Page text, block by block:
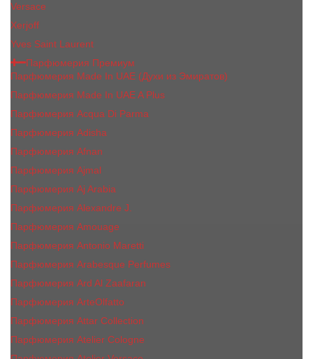
Versace
Xerjoff
Yves Saint Laurent
Парфюмерия Премиум
Парфюмерия Made In UAE (Духи из Эмиратов)
Парфюмерия Made In UAE A Plus
Парфюмерия Acqua Di Parma
Парфюмерия Adisha
Парфюмерия Afnan
Парфюмерия Ajmal
Парфюмерия Aj Arabia
Парфюмерия Alexandre J.
Парфюмерия Amouage
Парфюмерия Antonio Maretti
Парфюмерия Arabesque Perfumes
Парфюмерия Ard Al Zaafaran
Парфюмерия ArteOlfatto
Парфюмерия Attar Collection
Парфюмерия Atelier Cologne